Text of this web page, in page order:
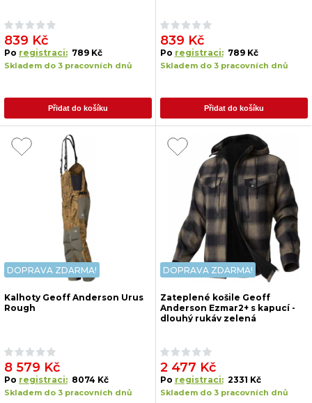
839 Kč
Po registraci: 789 Kč
Skladem do 3 pracovních dnů
Přidat do košíku
839 Kč
Po registraci: 789 Kč
Skladem do 3 pracovních dnů
Přidat do košíku
DOPRAVA ZDARMA!
Kalhoty Geoff Anderson Urus
Rough
8 579 Kč
Po registraci: 8074 Kč
Skladem do 3 pracovních dnů
DOPRAVA ZDARMA!
Zateplené košile Geoff
Anderson Ezmar2+ s kapucí -
dlouhý rukáv zelená
2 477 Kč
Po registraci: 2331 Kč
Skladem do 3 pracovních dnů